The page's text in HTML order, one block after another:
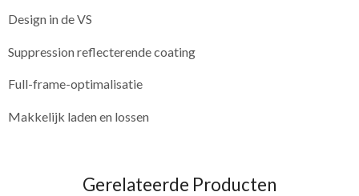
Design in de VS
Suppression reflecterende coating
Full-frame-optimalisatie
Makkelijk laden en lossen
Gerelateerde Producten